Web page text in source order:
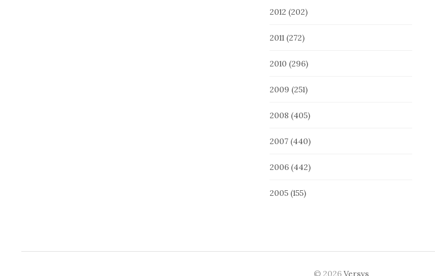
2012 (202)
2011 (272)
2010 (296)
2009 (251)
2008 (405)
2007 (440)
2006 (442)
2005 (155)
© 2026 Versvs